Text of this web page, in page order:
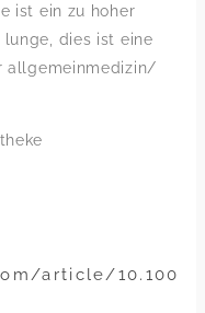
ist ein zu hoher
dies ist eine
allgemeinmedizin/
article/10.100